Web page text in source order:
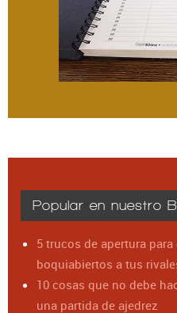
Popular en nuestro
5 trucos de apertura
boquiabiertos a tus
10 cosas que no debe
una partida de ajedrez